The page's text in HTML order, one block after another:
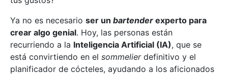
Ya no es necesario ser un bartender experto para
crear algo genial. Hoy, las personas están
recurriendo a la Inteligencia Artificial (IA), que se
está convirtiendo en el sommelierdefinitivo y el
planificador de cócteles, ayudando a los aficionados